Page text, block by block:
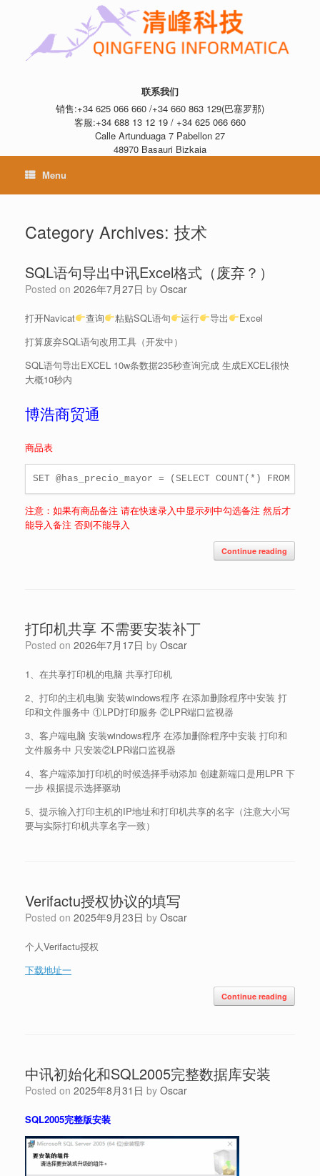
联系我们
销售:+34 625 066 660 /+34 660 863 129(巴塞罗那)
客服:+34 688 13 12 19 / +34 625 066 660
Calle Artunduaga 7 Pabellon 27
48970 Basauri Bizkaia
Menu
Category Archives: 技术
SQL语句导出中讯Excel格式（废弃？）
Posted on 2026年7月27日 by Oscar
打开Navicat 查询 粘贴SQL语句 运行 导出
Excel
打算废弃SQL语句改用工具（开发中）
SQL语句导出EXCEL 10w条数据235秒查询完成 生成EXCEL很快
大概10秒内
博浩商贸通
商品表
SET @has_precio_mayor = (SELECT COUNT(*) FROM
注意：如果有商品备注 请在快速录入中显示列中勾选备注 然后才
能导入备注 否则不能导入
Continue reading
打印机共享 不需要安装补丁
Posted on 2026年7月17日 by Oscar
1、在共享打印机的电脑 共享打印机
2、打印的主机电脑 安装windows程序 在添加删除程序中安装 打
印和文件服务中 ①LPD打印服务 ②LPR端口监视器
3、客户端电脑 安装windows程序 在添加删除程序中安装 打印和
文件服务中 只安装②LPR端口监视器
4、客户端添加打印机的时候选择手动添加 创建新端口是用LPR 下
一步 根据提示选择驱动
5、提示输入打印主机的IP地址和打印机共享的名字（注意大小写
要与实际打印机共享名字一致）
Verifactu授权协议的填写
Posted on 2025年9月23日 by Oscar
个人Verifactu授权
下载地址一
Continue reading
中讯初始化和SQL2005完整数据库安装
Posted on 2025年8月31日 by Oscar
SQL2005完整版安装